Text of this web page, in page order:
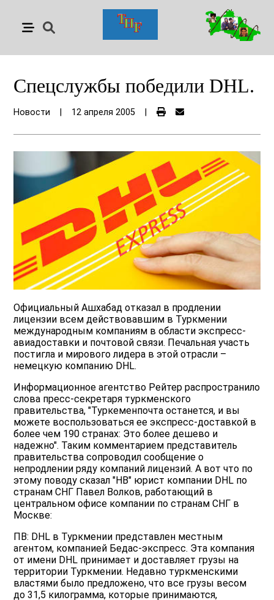
Спецслужбы победили DHL.
Новости 12 апреля 2005
Официальный Ашхабад отказал в продлении
лицензии всем действовавшим в Туркмении
международным компаниям в области экспресс-
авиадоставки и почтовой связи. Печальная участь
постигла и мирового лидера в этой отрасли –
немецкую компанию DHL.
Информационное агентство Рейтер распространило
слова пресс-секретаря туркменского
правительства, "Туркеменпочта останется, и вы
можете воспользоваться ее экспресс-доставкой в
более чем 190 странах: Это более дешево и
надежно". Таким комментарием представитель
правительства сопроводил сообщение о
непродлении ряду компаний лицензий. А вот что по
этому поводу сказал "НВ" юрист компании DHL по
странам СНГ Павел Волков, работающий в
центральном офисе компании по странам СНГ в
Москве:
ПВ: DHL в Туркмении представлен местным
агентом, компанией Бедас-экспресс. Эта компания
от имени DHL принимает и доставляет грузы на
территории Туркмении. Недавно туркменскими
властями было предложено, что все грузы весом
до 31,5 килограмма, которые принимаются,